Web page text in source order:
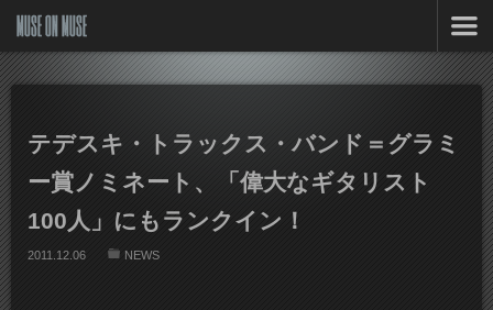
MUSE ON MUSE
テデスキ・トラックス・バンド＝グラミ
ー賞ノミネート、「偉大なギタリスト
100人」にもランクイン！
2011.12.06 NEWS